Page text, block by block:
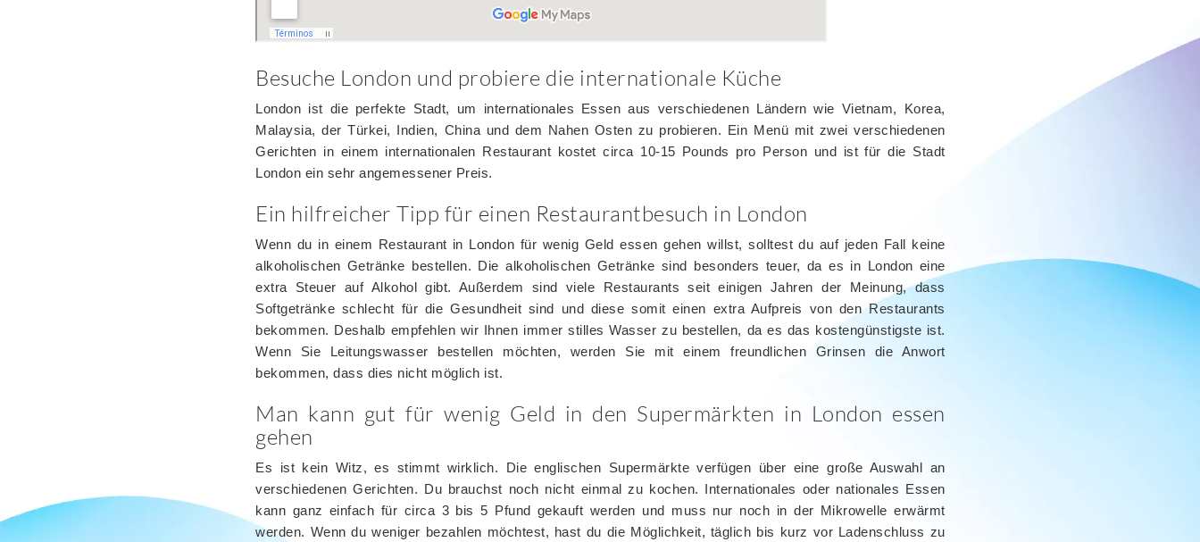
Besuche London und probiere die internationale Küche
London ist die perfekte Stadt, um internationales Essen aus verschiedenen Ländern wie Vietnam, Korea,
Malaysia, der Türkei, Indien, China und dem Nahen Osten zu probieren. Ein Menü mit zwei verschiedenen
Gerichten in einem internationalen Restaurant kostet circa 10-15 Pounds pro Person und ist für die Stadt
London ein sehr angemessener Preis.
Ein hilfreicher Tipp für einen Restaurantbesuch in London
Wenn du in einem Restaurant in London für wenig Geld essen gehen willst, solltest du auf jeden Fall keine
alkoholischen Getränke bestellen. Die alkoholischen Getränke sind besonders teuer, da es in London eine
extra Steuer auf Alkohol gibt. Außerdem sind viele Restaurants seit einigen Jahren der Meinung, dass
Softgetränke schlecht für die Gesundheit sind und diese somit einen extra Aufpreis von den Restaurants
bekommen. Deshalb empfehlen wir Ihnen immer stilles Wasser zu bestellen, da es das kostengünstigste ist.
Wenn Sie Leitungswasser bestellen möchten, werden Sie mit einem freundlichen Grinsen die Anwort
bekommen, dass dies nicht möglich ist.
Man kann gut für wenig Geld in den Supermärkten in London essen
gehen
Es ist kein Witz, es stimmt wirklich. Die englischen Supermärkte verfügen über eine große Auswahl an
verschiedenen Gerichten. Du brauchst noch nicht einmal zu kochen. Internationales oder nationales Essen
kann ganz einfach für circa 3 bis 5 Pfund gekauft werden und muss nur noch in der Mikrowelle erwärmt
werden. Wenn du weniger bezahlen möchtest, hast du die Möglichkeit, täglich bis kurz vor Ladenschluss zu